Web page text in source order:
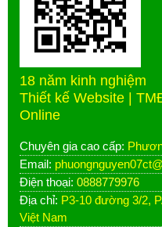
18 năm kinh nghiệm
Thiết kế Website |
Online
Chuyên gia cao cấp:
Email:
Điện thoại: 0888779976
Địa chỉ: P3-10 đường 3/2,
Việt Nam